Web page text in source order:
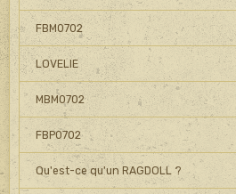
FBM0702
LOVELIE
MBM0702
FBP0702
Qu'est-ce qu'un RAGDOLL ?